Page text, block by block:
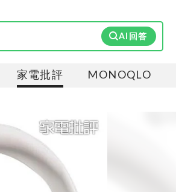
AI回答
家電批評 MONOQLO